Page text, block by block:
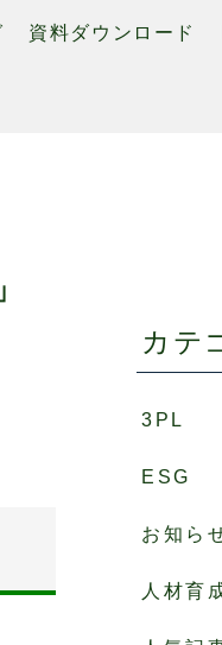
資料ダウンロード
カテ
3PL
ESG
お知ら
人材育